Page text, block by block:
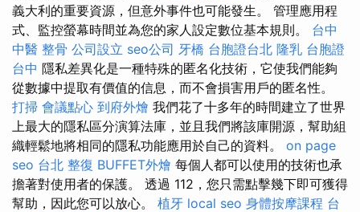
義大利的重要資源，但意外事件也可能發生。 管理應用程
式、監控螢幕時間並為您的家人設定數位基本規則。 台中
中醫 整骨 公司設立 seo公司 牙橋 台胞證台北 隆乳 台胞證
台中 隱私差異化是一種特殊的匿名化技術，它使我們能夠
從數據中提取有價值的信息，而不會損害用戶的匿名性。
打掃 會議點心 到府外燴 我們花了十多年的時間建立了世界
上最大的隱私區分演算法庫，並且我們將該庫開源，幫助組
織輕鬆地將相同的隱私功能應用於自己的資料。 on page
seo 台北 整復 BUFFET外燴 每個人都可以使用的技術也承
擔著對使用者的保護。 透過 112，您只需點擊幾下即可獲得
幫助，因此您可以放心。 植牙 local seo 身體按摩課程 台